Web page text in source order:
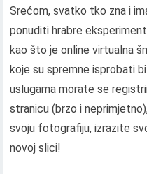
Srećom, svatko tko zna i
ponuditi hrabre
kao što je online virtualna
koje su spremne isprobati
uslugama morate se
stranicu (brzo i
svoju fotografiju, izrazite
novoj slici!